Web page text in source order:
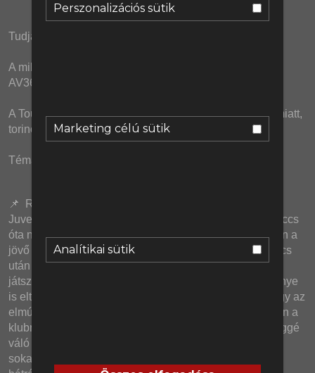
Perszonalizációs sütik
Marketing célú sütik
Analítikai sütik
Tudjátok, a meccseket a jó játékosok nyerik.
A mikrofonokat és podcast keverőnket a Relacart és az
AV365.hu biztosította.
A Tourette percekben: családon belüli erőszak a VAR miatt,
torinói fekália, szaúdi Brendan és a FIFA crypto coin.
Témák:
📌  Rendesen sikerült feldícsérnünk a Spalletti-féle
Juventust, amely most viszont éppen ott tart, hogy 5 meccs
óta nem tud nyerni és és egyre nagyobb veszélyben van a
jövő évi Bajnokok Ligája indulás is. A Como elleni meccs
után ráadásul még azt sem lehet mondani, hogy jól
játszottak, de mégis mi a gond? Az olasz lapok véleménye
is eltér: az egyik identitás válságról ír, a másik arról, hogy az
elmúlt 3 szezonban összesen 2 igazolása vált be igazán a
klubnak, és nincs közöttük a szépen lassan közellenséggé
váló Di Gregorio. A Bundesligában az RB Leipzig már
sokadjára vesztett pontokat előnyről, de a kétgólos